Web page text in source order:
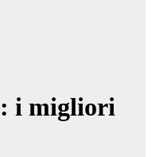
i migliori